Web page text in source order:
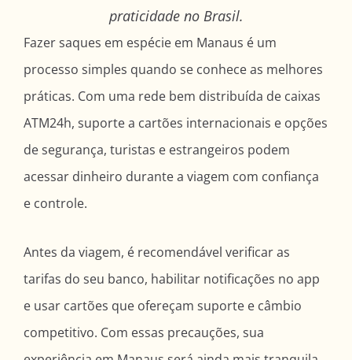
praticidade no Brasil.
Fazer saques em espécie em Manaus é um
processo simples quando se conhece as melhores
práticas. Com uma rede bem distribuída de caixas
ATM24h, suporte a cartões internacionais e opções
de segurança, turistas e estrangeiros podem
acessar dinheiro durante a viagem com confiança
e controle.
Antes da viagem, é recomendável verificar as
tarifas do seu banco, habilitar notificações no app
e usar cartões que ofereçam suporte e câmbio
competitivo. Com essas precauções, sua